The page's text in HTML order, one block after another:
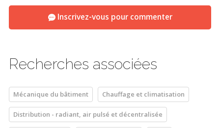
Inscrivez-vous pour commenter
Recherches associées
Mécanique du bâtiment Chauffage et climatisation
Distribution - radiant, air pulsé et décentralisée